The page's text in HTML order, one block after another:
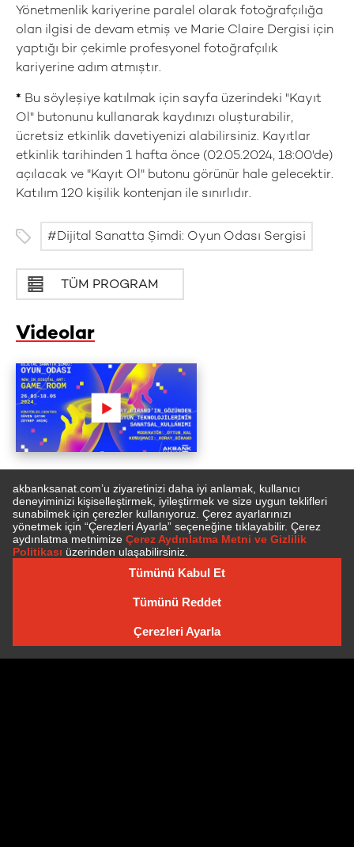
Yönetmenlik kariyerine paralel olarak fotoğrafçılığa
olan ilgisi de devam etmiş ve Marie Claire Dergisi için
yaptığı bir çekimle profesyonel fotoğrafçılık
kariyerine adım atmıştır.
* Bu söyleşiye katılmak için sayfa üzerindeki "Kayıt
Ol" butonunu kullanarak kaydınızı oluşturabilir,
ücretsiz etkinlik davetiyenizi alabilirsiniz. Kayıtlar
etkinlik tarihinden 1 hafta önce (02.05.2024, 18:00'de)
açılacak ve "Kayıt Ol" butonu görünür hale gelecektir.
Katılım 120 kişilik kontenjan ile sınırlıdır.
Dijital Sanatta Şimdi: Oyun Odası Sergisi
TÜM PROGRAM
Videolar